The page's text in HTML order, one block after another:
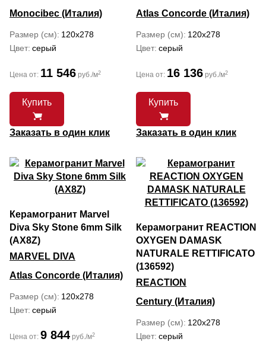
Monocibec (Италия)
Размер (см) 120x278
Цвет серый
Цена от: 11 546 руб./м2
Купить
Заказать в один клик
Atlas Concorde (Италия)
Размер (см) 120x278
Цвет серый
Цена от: 16 136 руб./м2
Купить
Заказать в один клик
Керамогранит Marvel
Diva Sky Stone 6mm Silk
(AX8Z)
MARVEL DIVA
Atlas Concorde (Италия)
Размер (см) 120x278
Цвет серый
Цена от: 9 844 руб./м2
Керамогранит REACTION
OXYGEN DAMASK
NATURALE RETTIFICATO
(136592)
REACTION
Century (Италия)
Размер (см) 120x278
Цвет серый